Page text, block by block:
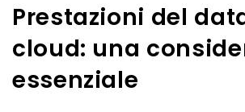
Prestazioni del
cloud: una
essenziale